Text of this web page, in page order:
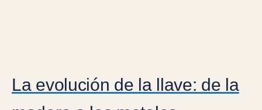
La evolución de la llave: de la